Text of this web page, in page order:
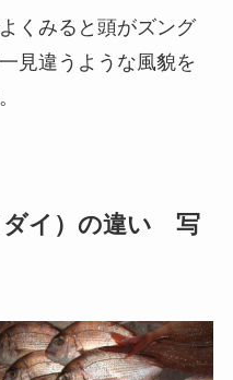
くみると頭がズング
見違うような風貌を
ダイ）の違い 写